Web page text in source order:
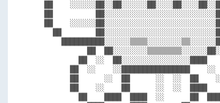
██
██
██
██
██
██  ░░  ██░░░░░░░░░░░░░░░░████
██  ░░    ░░████████████████
██      ░░  ██      ░░  ░░  ██
██    ░░    ██      ░░  ░░
██    ████  ████  ░░